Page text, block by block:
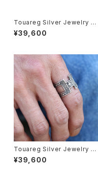
Touareg Silver Jewelry トゥ
アレグシルバージュエリー “H”
TYPE RING シルバーリング 17
¥39,600
Touareg Silver Jewelry トゥ
アレグシルバージュエリー “H”
TYPE RING シルバーリング 16
¥39,600